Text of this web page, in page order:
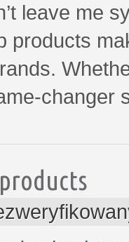
leave me
products
changer